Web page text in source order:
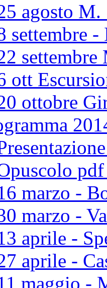
agosto
settembre
ott
ottobre
marzo -
marzo -
aprile -
aprile -
maggio -